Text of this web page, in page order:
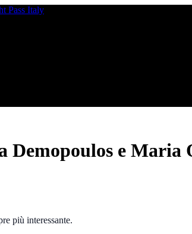
Demopoulos e
più interessante.